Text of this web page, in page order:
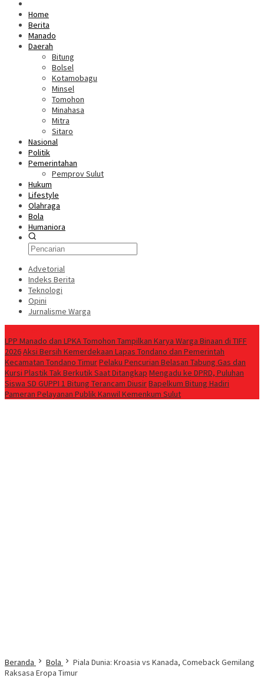
Home
Berita
Manado
Daerah
Bitung
Bolsel
Kotamobagu
Minsel
Tomohon
Minahasa
Mitra
Sitaro
Nasional
Politik
Pemerintahan
Pemprov Sulut
Hukum
Lifestyle
Olahraga
Bola
Humaniora
Advetorial
Indeks Berita
Teknologi
Opini
Jurnalisme Warga
LPP Manado dan LPKA Tomohon Tampilkan Karya Warga Binaan di TIFF
2026Aksi Bersih Kemerdekaan Lapas Tondano dan Pemerintah
Kecamatan Tondano TimurPelaku Pencurian Belasan Tabung Gas dan
Kursi Plastik Tak Berkutik Saat Ditangkap Mengadu ke DPRD, Puluhan
Siswa SD GUPPI 1 Bitung Terancam Diusir‎Bapelkum Bitung Hadiri
Pameran Pelayanan Publik Kanwil Kemenkum Sulut
Beranda Bola
Piala Dunia: Kroasia vs Kanada, Comeback Gemilang
Raksasa Eropa Timur